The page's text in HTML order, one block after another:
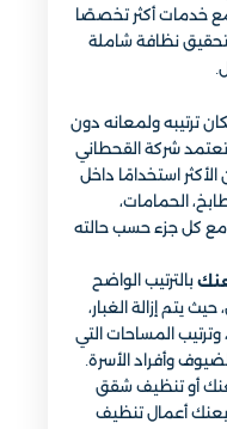
خدمات أكثر تخصصًا
نظافة شاملة
ترتيبه ولمعانه دون
شركة القحطاني
استخدامًا داخل
الحمامات،
مع كل جزء حسب حالته
بالترتيب الواضح
يتم إزالة الغبار،
وترتيب المساحات التي
وأفراد الأسرة.
أو تنظيف شقق
بعنك أعمال تنظيف